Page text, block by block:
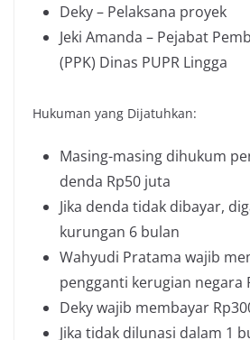
Deky – Pelaksana proyek
Jeki Amanda – Pejabat
(PPK) Dinas PUPR Lingga
Hukuman yang Dijatuhkan:
Masing-masing dihukum
denda Rp50 juta
Jika denda tidak dibayar,
kurungan 6 bulan
Wahyudi Pratama wajib
pengganti kerugian negara
Deky wajib membayar
Jika tidak dilunasi dalam 1